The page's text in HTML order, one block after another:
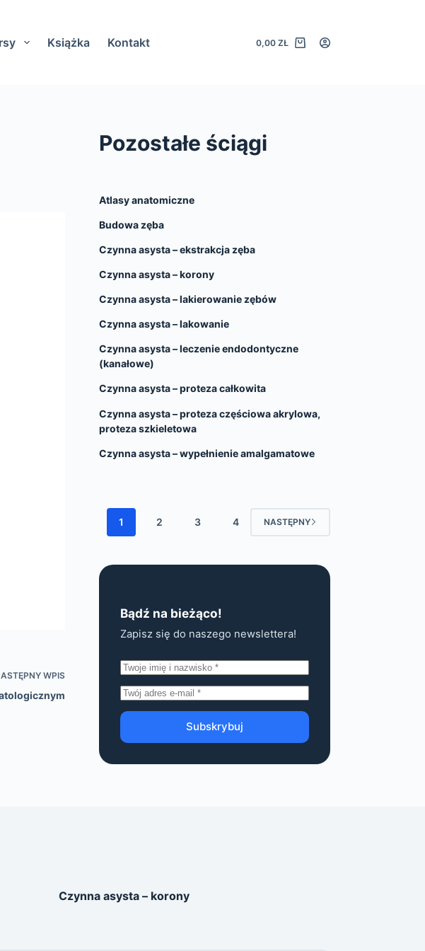
Książka Kontakt
Koszyk
0,00ZŁ
WPIS
Pozostałe ściągi
Atlasy anatomiczne
Budowa zęba
Czynna asysta – ekstrakcja zęba
Czynna asysta – korony
Czynna asysta – lakierowanie zębów
Czynna asysta – lakowanie
Czynna asysta – leczenie endodontyczne
(kanałowe)
Czynna asysta – proteza całkowita
Czynna asysta – proteza częściowa akrylowa,
proteza szkieletowa
Czynna asysta – wypełnienie amalgamatowe
1 2 3 4 NASTĘPNY
Bądź na bieżąco!
Zapisz się do naszego newslettera!
Subskrybuj
Czynna asysta – korony